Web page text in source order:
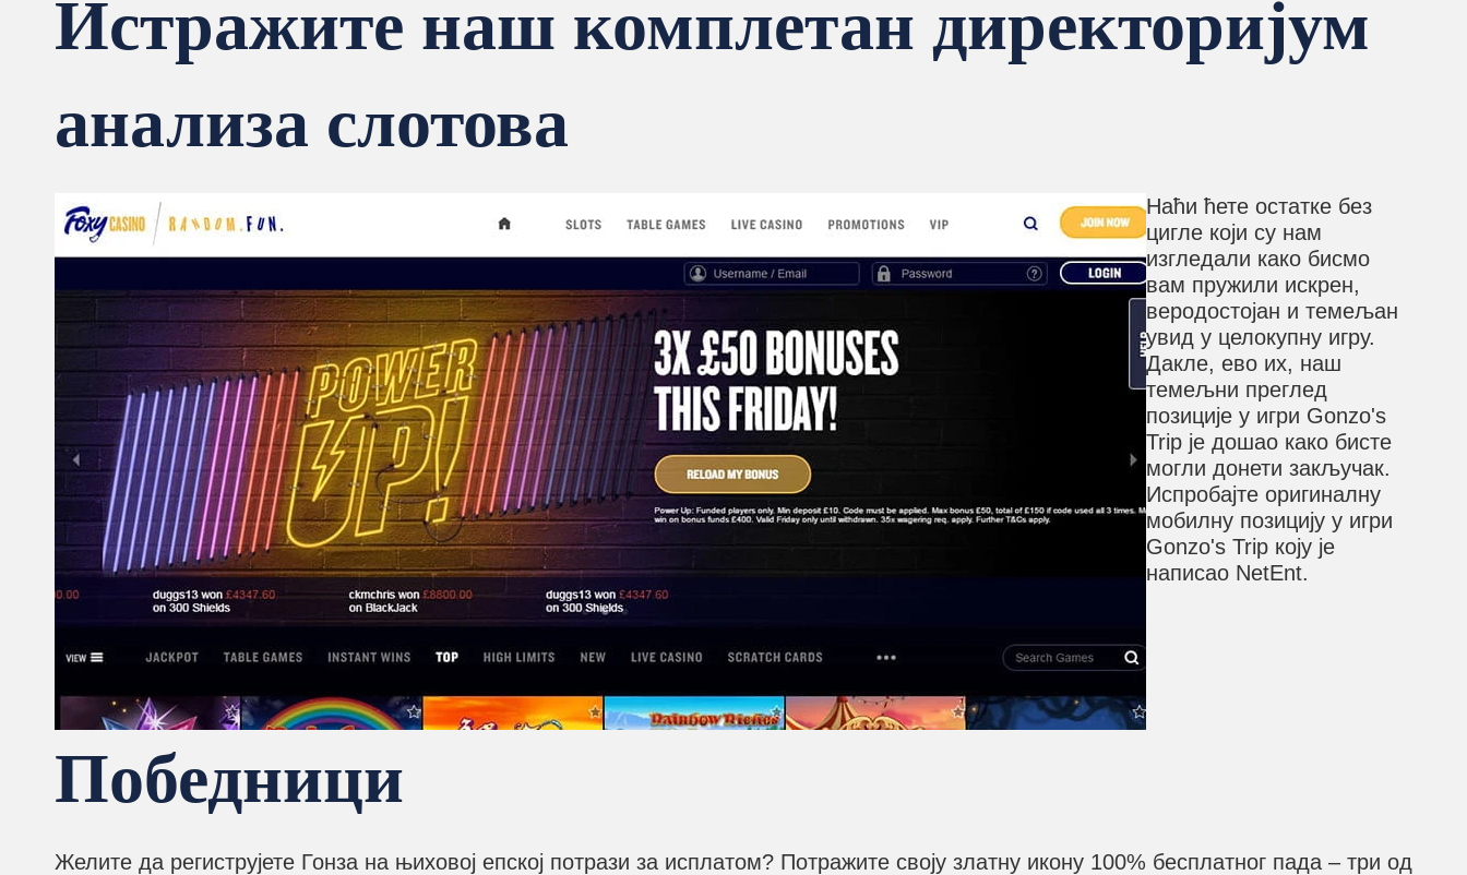
Истражите наш комплетан директоријум
анализа слотова
Наћи ћете остатке без
цигле који су нам
изгледали како бисмо
вам пружили искрен,
веродостојан и темељан
увид у целокупну игру.
Дакле, ево их, наш
темељни преглед
позиције у игри Gonzo's
Trip је дошао како бисте
могли донети закључак.
Испробајте оригиналну
мобилну позицију у игри
Gonzo's Trip коју је
написао NetEnt.
Победници
Желите да региструјете Гонза на њиховој епској потрази за исплатом? Потражите своју златну икону 100% бесплатног пада – три од